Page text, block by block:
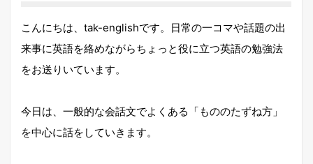
こんにちは、tak-englishです。日常の一コマや話題の出
来事に英語を絡めながらちょっと役に立つ英語の勉強法
をお送りいています。
今日は、一般的な会話文でよくある「もののたずね方」
を中心に話をしていきます。